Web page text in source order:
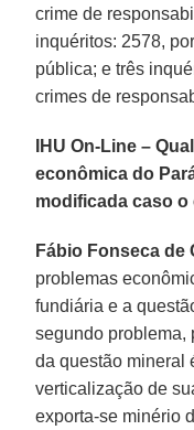
crime de
inquéritos: 2578,
pública; e três
crimes de
IHU On-Line –
econômica do
modificada caso
Fábio Fonseca de
problemas
fundiária e a
segundo problema,
da questão mineral
verticalização de
exporta-se minério